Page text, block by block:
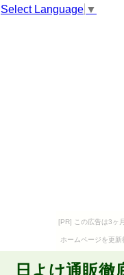
Select Language ▼
[PR] この広告は3ヶ
ホームページを更新
日よけ通販徹